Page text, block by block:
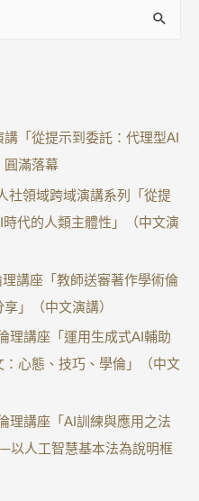
「從提示到委託：代理型AI
圓滿落幕
社領域跨域演講系列「從提
代的人類主體性」（中文演
講座「教師送審著作學術倫
」（中文演講）
理講座「運用生成式AI輔助
心態、技巧、學倫」（中文
理講座「AI訓練與應用之法
以人工智慧基本法為說明框